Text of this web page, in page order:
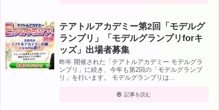
テアトルアカデミー第2回「モデルグ
ランプリ」「モデルグランプリforキ
ッズ」出場者募集
昨年 開催された「テアトルアカデミー モデルグラ
ンプリ」に続き、今年も第2回の「モデルグランプ
リ」を行います。 モデルグランプリは...
記事を読む